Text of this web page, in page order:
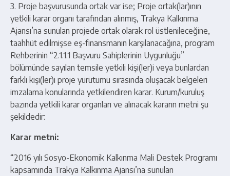
3. Proje başvurusunda ortak var ise; Proje ortak(lar)ının
yetkili karar organı tarafından alınmış, Trakya Kalkınma
Ajansı’na sunulan projede ortak olarak rol üstlenileceğine,
taahhüt edilmişse eş-finansmanın karşılanacağına, program
Rehberinin “2.1.1.1 Başvuru Sahiplerinin Uygunluğu”
bölümünde sayılan temsile yetkili kişi(ler)i veya bunlardan
farklı kişi(ler)i proje yürütümü sırasında oluşacak belgeleri
imzalama konularında yetkilendiren karar. Kurum/kuruluş
bazında yetkili karar organları ve alınacak kararın metni şu
şekildedir:
Karar metni:
“2016 yılı Sosyo-Ekonomik Kalkınma Mali Destek Programı
kapsamında Trakya Kalkınma Ajansı’na sunulan